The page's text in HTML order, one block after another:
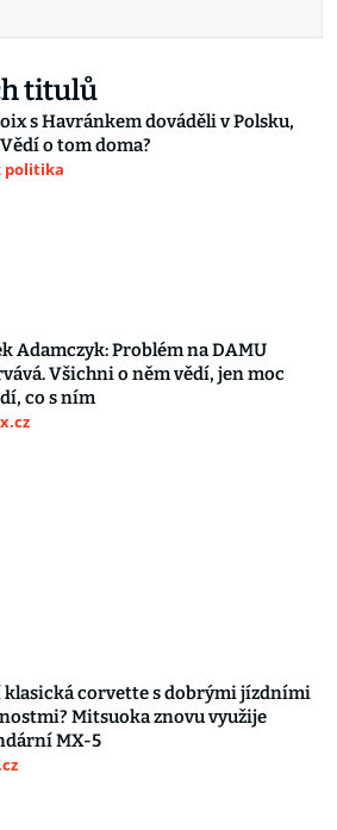
titulů
s Havránkem dováděli v Polsku,
o tom doma?
politika
Adamczyk: Problém na DAMU
Všichni o něm vědí, jen moc
co s ním
klasická corvette s dobrými jízdními
Mitsuoka znovu využije
MX-5